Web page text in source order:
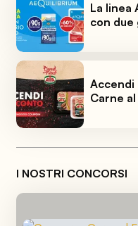
La linea
con due
Accendi
Carne
I NOSTRI CONCORSI